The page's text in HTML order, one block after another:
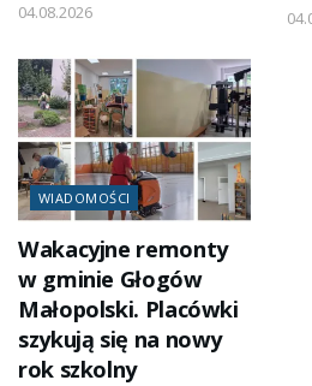
04.08.2026
WIADOMOŚCI
Wakacyjne remonty
w gminie Głogów
Małopolski. Placówki
szykują się na nowy
rok szkolny